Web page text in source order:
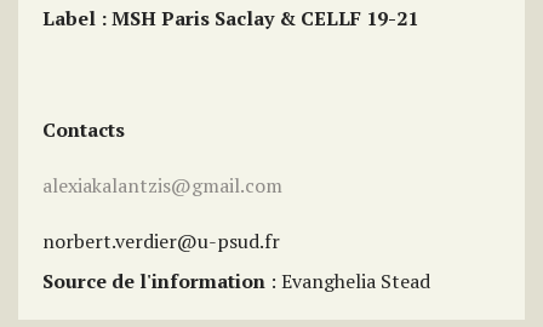
Label : MSH Paris Saclay & CELLF 19-21
Contacts
alexiakalantzis@gmail.com
norbert.verdier@u-psud.fr
Source de l'information : Evanghelia Stead